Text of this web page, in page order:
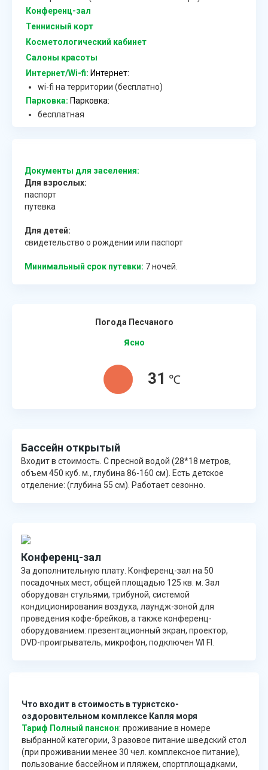
Конференц-зал
Теннисный корт
Косметологический кабинет
Салоны красоты
Интернет/Wi-fi: Интернет:
wi-fi на территории (бесплатно)
Парковка: Парковка:
бесплатная
Документы для заселения:
Для взрослых:
паспорт
путевка
Для детей:
свидетельство о рождении или паспорт
Минимальный срок путевки: 7 ночей.
Погода Песчаного
ясно
31 ℃
Бассейн открытый
Входит в стоимость. С пресной водой (28*18 метров,
объем 450 куб. м., глубина 86-160 см). Есть детское
отделение: (глубина 55 см). Работает сезонно.
Конференц-зал
За дополнительную плату. Конференц-зал на 50
посадочных мест, общей площадью 125 кв. м. Зал
оборудован стульями, трибуной, системой
кондиционирования воздуха, лаундж-зоной для
проведения кофе-брейков, а также конференц-
оборудованием: презентационный экран, проектор,
DVD-проигрыватель, микрофон, подключен WI FI.
Что входит в стоимость в туристско-
оздоровительном комплексе Капля моря
Тариф Полный пансион: проживание в номере
выбранной категории, 3 разовое питание шведский стол
(при проживании менее 30 чел. комплексное питание),
пользование бассейном и пляжем, спортплощадками,